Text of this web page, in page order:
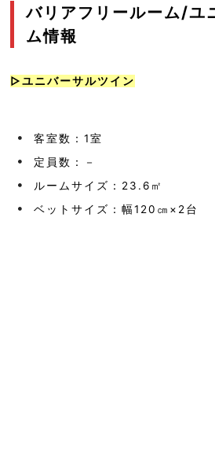
バリアフリールーム/ユ
ム情報
▷ユニバーサルツイン
客室数：1室
定員数：－
ルームサイズ：23.6㎡
ベットサイズ：幅120㎝×2台